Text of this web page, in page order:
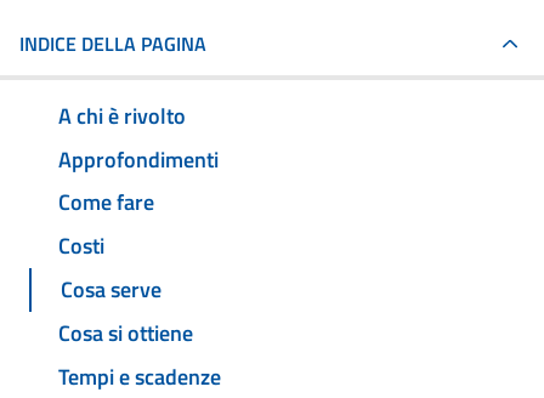
INDICE DELLA PAGINA
A chi è rivolto
Approfondimenti
Come fare
Costi
Cosa serve
Cosa si ottiene
Tempi e scadenze